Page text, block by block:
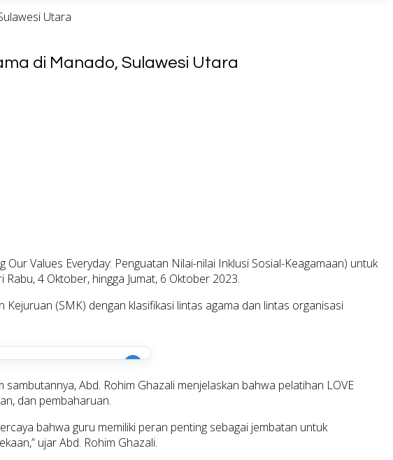
Utara
di Manado, Sulawesi Utara
Values Everyday: Penguatan Nilai-nilai Inklusi Sosial-Keagamaan) untuk
4 Oktober, hingga Jumat, 6 Oktober 2023.
(SMK) dengan klasifikasi lintas agama dan lintas organisasi
i
Abd. Rohim Ghazali menjelaskan bahwa pelatihan LOVE
dan pembaharuan.
bahwa guru memiliki peran penting sebagai jembatan untuk
ujar Abd. Rohim Ghazali.